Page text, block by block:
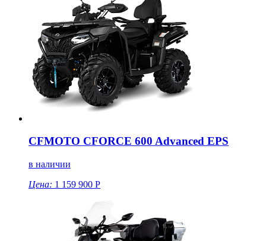
CFMOTO CFORCE 600 Advanced EPS
в наличии
Цена: 1 159 900 Р